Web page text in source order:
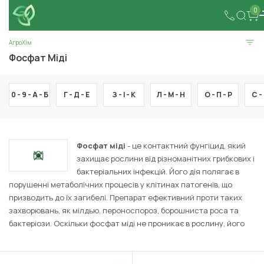
0
АгроХім
Фосфат Міді
0 - 9 -А - Б Г - Д - Е З - І - К Л - М - Н О - П - Р С -
Фосфат міді - це контактний фунгіцид, який
захищає рослини від різноманітних грибкових і
бактеріальних інфекцій. Його дія полягає в
порушенні метаболічних процесів у клітинах патогенів, що
призводить до їх загибелі. Препарат ефективний проти таких
захворювань, як мілдью, пероноспороз, борошниста роса та
бактеріози. Оскільки фосфат міді не проникає в рослину, його
застосовується на культурах, таких як виноград, овочеві,